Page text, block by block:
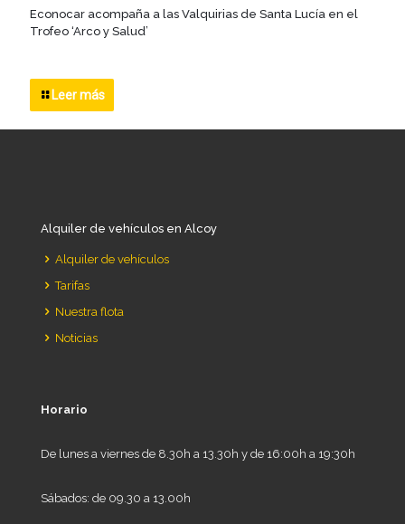
Econocar acompaña a las Valquirias de Santa Lucía en el
Trofeo ‘Arco y Salud’
Leer más
Alquiler de vehículos en Alcoy
Alquiler de vehículos
Tarifas
Nuestra flota
Noticias
Horario
De lunes a viernes de 8.30h a 13.30h y de 16:00h a 19:30h
Sábados: de 09.30 a 13.00h